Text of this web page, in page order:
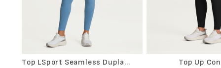
Top LSport Seamless Dupla
Top Up